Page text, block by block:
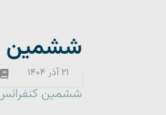
ششمین
۲۱ آذر ۱۴۰۴
ششمین